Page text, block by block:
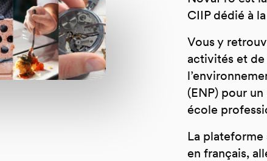
CIIP dédié à
Vous y
activités et
(ENP) pour
école
La
en français,